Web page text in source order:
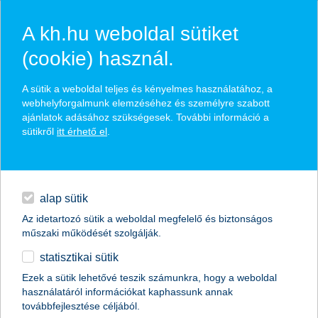
megtakarítások
biztosítások
digitális bankolás
hasznos biztosítási
tippek
élethelyzet kiválasztása
termék kategória kiválasztása
A kh.hu weboldal sütiket
(cookie) használ.
A sütik a weboldal teljes és kényelmes használatához, a
webhelyforgalmunk elemzéséhez és személyre szabott
ajánlatok adásához szükségesek. További információ a
sütikről itt érhető el
alap sütik
Az idetartozó sütik a weboldal megfelelő és biztonságos
műszaki működését szolgálják.
statisztikai sütik
Ezek a sütik lehetővé teszik számunkra, hogy a weboldal
használatáról információkat kaphassunk annak
továbbfejlesztése céljából.